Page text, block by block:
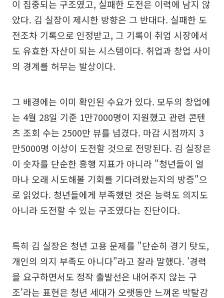
이 집중되는 구조였고, 실패한 도전은 이력에 남지 않
았다. 김 실장이 제시한 방향은 그 반대다. 실패한 도
전조차 기록으로 인정받고, 그 기록이 취업 시장에서
도 유효한 자산이 되는 시스템이다. 취업과 창업 사이
의 경계를 허무는 발상이다.
그 배경에는 이미 확인된 수요가 있다. 모두의 창업에
는 4월 28일 기준 1만7000명이 지원했고 관련 콘텐
츠 조회 수는 2500만 뷰를 넘겼다. 마감 시점까지 3
만5000명 이상이 도전할 것으로 전망된다. 김 실장은
이 숫자를 단순한 흥행 지표가 아니라 "청년들이 얼
마나 오래 시도해볼 기회를 기다려왔는지의 방증"으
로 읽었다. 청년들에게 부족했던 것은 능력도 의지도
아니라 도전할 수 있는 구조였다는 진단이다.
특히 김 실장은 청년 고용 문제를 "단순히 경기 탓도,
개인의 의지 부족도 아니다"라고 잘라 말했다. '경력
을 요구하면서도 정작 출발선은 내어주지 않는 구
조'라는 표현은 청년 세대가 오랫동안 느껴온 박탈감